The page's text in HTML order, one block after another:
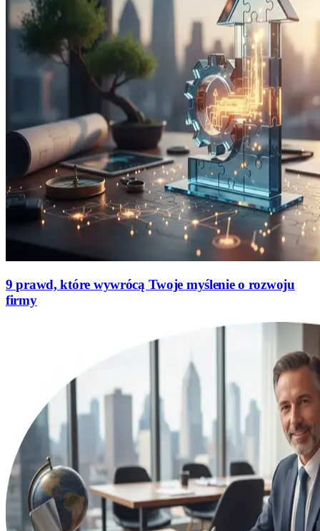
9 prawd, które wywrócą Twoje myślenie o rozwoju
firmy